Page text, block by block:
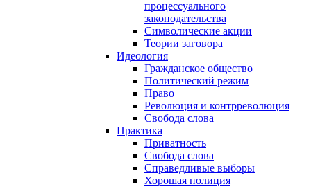
процессуального
законодательства
Символические акции
Теории заговора
Идеология
Гражданское общество
Политический режим
Право
Революция и контрреволюция
Свобода слова
Практика
Приватность
Свобода слова
Справедливые выборы
Хорошая полиция